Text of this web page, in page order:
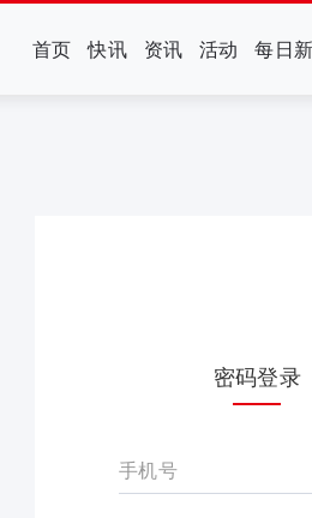
首页 快讯 资讯 活动 每日
密码登录
手机号